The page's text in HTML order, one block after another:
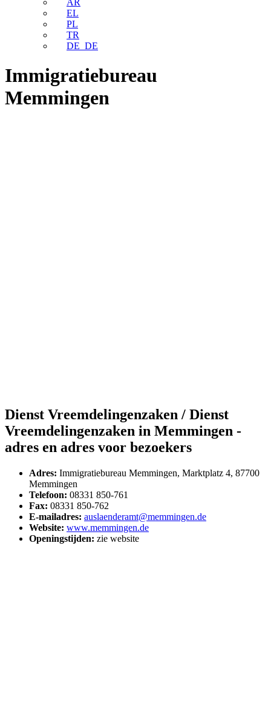
AR
EL
PL
TR
DE_DE
Immigratiebureau
Memmingen
Dienst Vreemdelingenzaken / Dienst
Vreemdelingenzaken in Memmingen -
adres en adres voor bezoekers
Adres: Immigratiebureau Memmingen, Marktplatz 4, 87700
Memmingen
Telefoon: 08331 850-761
Fax: 08331 850-762
E-mailadres: auslaenderamt@memmingen.de
Website: www.memmingen.de
Openingstijden: zie website